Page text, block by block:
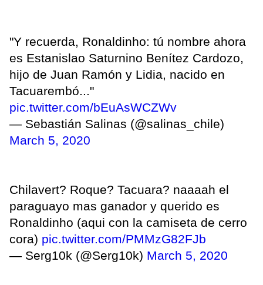
"Y recuerda, Ronaldinho: tú nombre ahora
es Estanislao Saturnino Benítez Cardozo,
hijo de Juan Ramón y Lidia, nacido en
Tacuarembó..."
pic.twitter.com/bEuAsWCZWv
— Sebastián Salinas (@salinas_chile)
March 5, 2020
Chilavert? Roque? Tacuara? naaaah el
paraguayo mas ganador y querido es
Ronaldinho (aqui con la camiseta de cerro
cora) pic.twitter.com/PMMzG82FJb
— Serg10k (@Serg10k) March 5, 2020